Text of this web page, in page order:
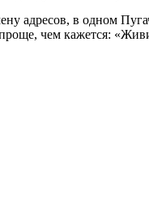
адресов, в одном
чем кажется: